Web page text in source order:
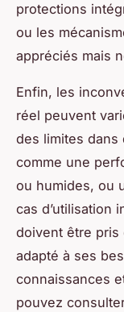
protections
ou les
appréciés mais
Enfin, les
réel peuvent
des limites
comme une
ou humides, ou
cas d’utilisation
doivent être pris
adapté à ses
connaissances
pouvez